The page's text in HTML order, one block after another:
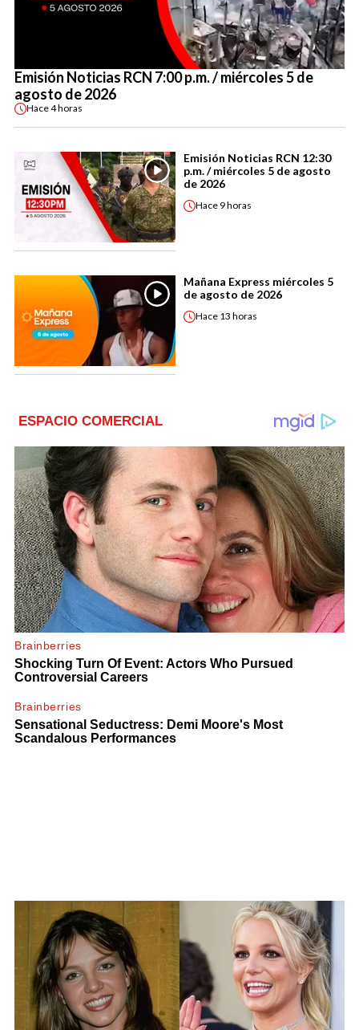
Emisión Noticias RCN 7:00 p.m. / miércoles 5 de
agosto de 2026
Hace4 horas
Emisión Noticias RCN 12:30
p.m. / miércoles 5 de agosto
de 2026
Hace 9 horas
Mañana Express miércoles 5
de agosto de 2026
Hace 13 horas